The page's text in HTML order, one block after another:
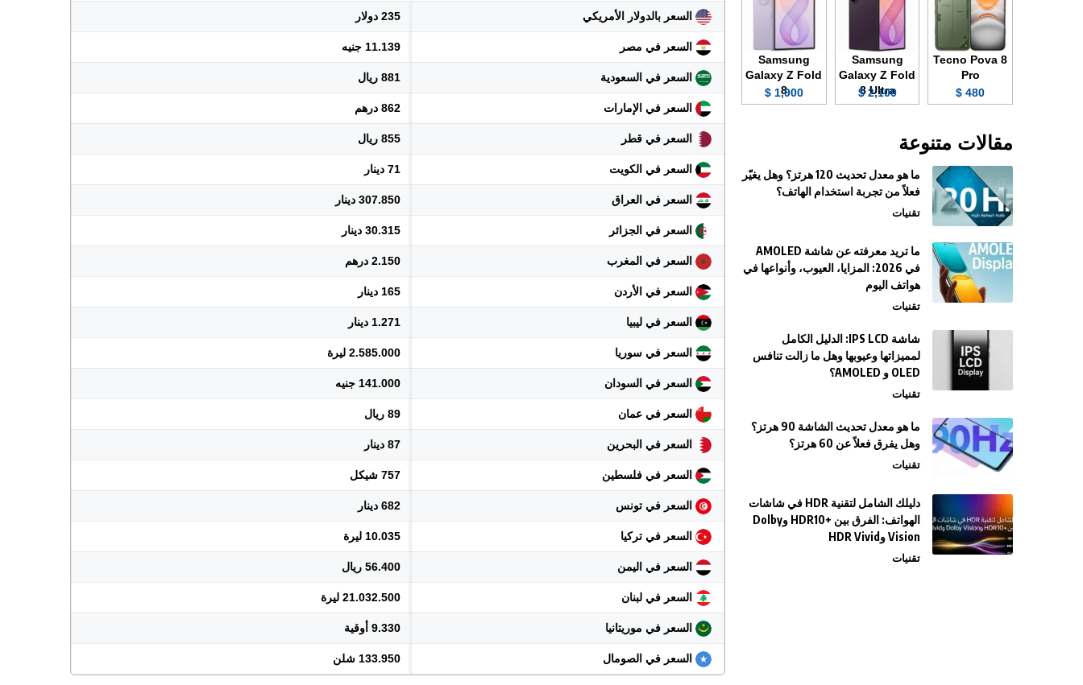
السعر بالدولار الأمريكي 235 دولار
السعر في مصر 11.139 جنيه
السعر في السعودية 881 ريال
السعر في الإمارات 862 درهم
السعر في قطر 855 ريال
السعر في الكويت 71 دينار
السعر في العراق 307.850 دينار
السعر في الجزائر 30.315 دينار
السعر في المغرب 2.150 درهم
السعر في الأردن 165 دينار
السعر في ليبيا 1.271 دينار
السعر في سوريا 2.585.000 ليرة
السعر في السودان 141.000 جنيه
السعر في عمان 89 ريال
السعر في البحرين 87 دينار
السعر في فلسطين 757 شيكل
السعر في تونس 682 دينار
السعر في تركيا 10.035 ليرة
السعر في اليمن 56.400 ريال
السعر في لبنان 21.032.500 ليرة
السعر في موريتانيا 9.330 أوقية
السعر في الصومال 133.950 شلن
Tecno Pova 8
Pro
480 $
Samsung
Galaxy Z Fold
8 Ultra
2,100 $
Samsung
Galaxy Z Fold
8
1,900 $
مقالات متنوعة
ما هو معدل تحديث 120 هرتز؟ وهل يغيّر
فعلاً من تجربة استخدام الهاتف؟
تقنيات
ما تريد معرفته عن شاشة AMOLED
في 2026: المزايا، العيوب، وأنواعها في
هواتف اليوم
تقنيات
شاشة IPS LCD: الدليل الكامل
لمميزاتها وعيوبها وهل ما زالت تنافس
OLED و AMOLED؟
تقنيات
ما هو معدل تحديث الشاشة 90 هرتز؟
وهل يفرق فعلاً عن 60 هرتز؟
تقنيات
دليلك الشامل لتقنية HDR في شاشات
الهواتف: الفرق بين +HDR10 وDolby
Vision وHDR Vivid
تقنيات